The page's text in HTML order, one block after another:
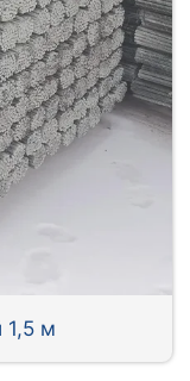
1,5 м